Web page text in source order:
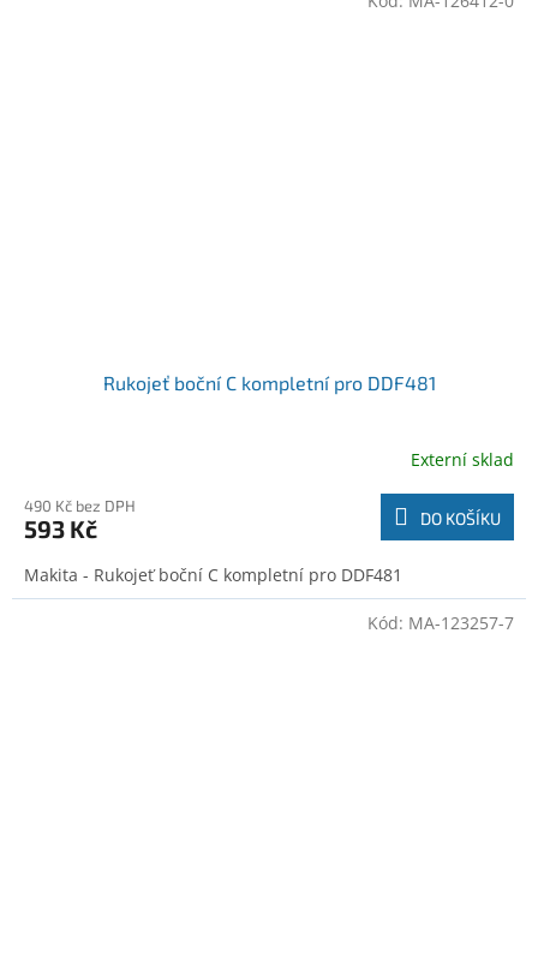
Rukojeť boční C kompletní pro DDF481
Externí sklad
490 Kč bez DPH
593 Kč DO KOŠÍKU
Makita - Rukojeť boční C kompletní pro DDF481
Kód: MA-123257-7